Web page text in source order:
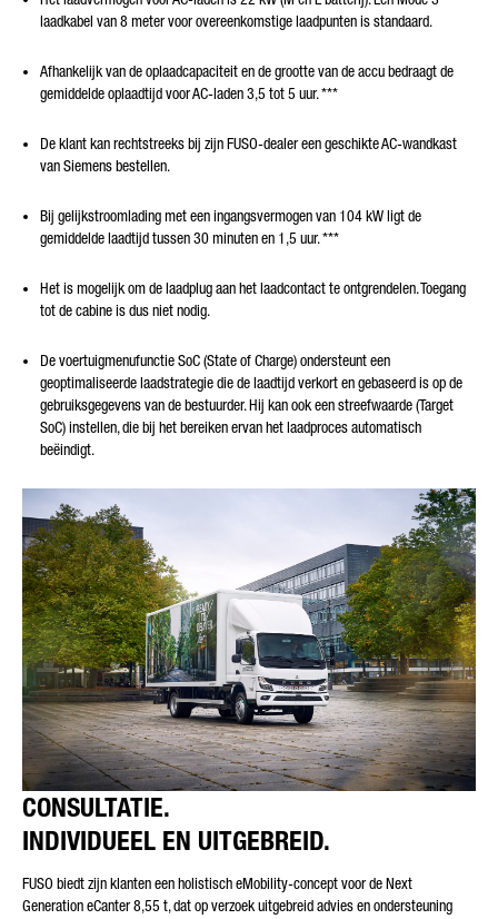
laadkabel van 8 meter voor overeenkomstige laadpunten is standaard.
Afhankelijk van de oplaadcapaciteit en de grootte van de accu bedraagt de
gemiddelde oplaadtijd voor AC-laden 3,5 tot 5 uur.***
De klant kan rechtstreeks bij zijn FUSO-dealer een geschikte AC-wandkast
van Siemens bestellen.
Bij gelijkstroomlading met een ingangsvermogen van 104 kW ligt de
gemiddelde laadtijd tussen 30 minuten en 1,5 uur.***
Het is mogelijk om de laadplug aan het laadcontact te ontgrendelen. Toegang
tot de cabine is dus niet nodig.
De voertuigmenufunctie SoC (State of Charge) ondersteunt een
geoptimaliseerde laadstrategie die de laadtijd verkort en gebaseerd is op de
gebruiksgegevens van de bestuurder. Hij kan ook een streefwaarde (Target
SoC) instellen, die bij het bereiken ervan het laadproces automatisch
beëindigt.
CONSULTATIE.
INDIVIDUEEL EN UITGEBREID.
FUSO biedt zijn klanten een holistisch eMobility-concept voor de Next
Generation eCanter 8,55 t, dat op verzoek uitgebreid advies en ondersteuning